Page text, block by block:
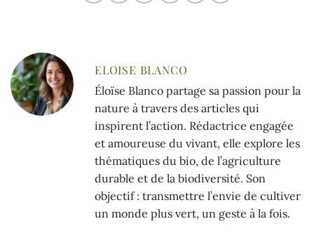
ELOISE BLANCO
Éloïse Blanco partage sa passion pour la
nature à travers des articles qui
inspirent l’action. Rédactrice engagée
et amoureuse du vivant, elle explore les
thématiques du bio, de l’agriculture
durable et de la biodiversité. Son
objectif : transmettre l’envie de cultiver
un monde plus vert, un geste à la fois.